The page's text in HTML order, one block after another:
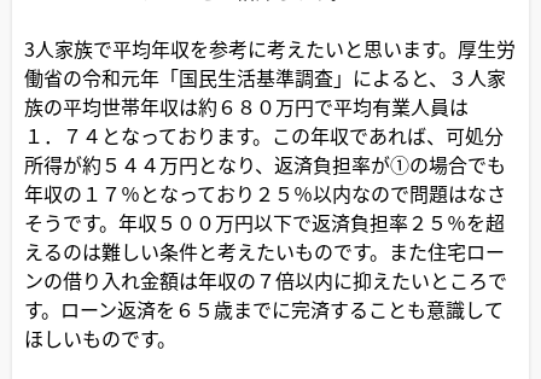
3人家族で平均年収を参考に考えたいと思います。厚生労
働省の令和元年「国民生活基準調査」によると、３人家
族の平均世帯年収は約６８０万円で平均有業人員は
１．７４となっております。この年収であれば、可処分
所得が約５４４万円となり、返済負担率が①の場合でも
年収の１７％となっており２５％以内なので問題はなさ
そうです。年収５００万円以下で返済負担率２５％を超
えるのは難しい条件と考えたいものです。また住宅ロー
ンの借り入れ金額は年収の７倍以内に抑えたいところで
す。ローン返済を６５歳までに完済することも意識して
ほしいものです。